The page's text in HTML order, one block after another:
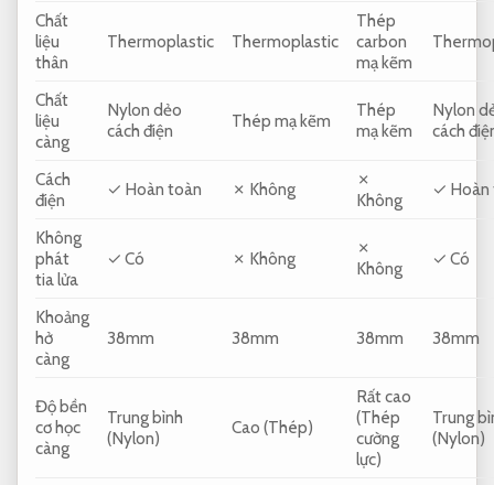
Chất
liệu
thân
Thermoplastic Thermoplastic
Thép
carbon
mạ kẽm
Chất
liệu
càng
Nylon dẻo
cách điện
Thép mạ kẽm
Thép
mạ kẽm
Nylon
cách
Cách
điện
✓ Hoàn toàn ✗ Không
✗
Không
✓ Hoàn
Không
phát
tia lửa
✓ Có ✗ Không
✗
Không
✓ Có
Khoảng
hở
càng
38mm 38mm 38mm 38mm
Độ bền
cơ học
càng
Trung bình
(Nylon)
Cao (Thép)
Rất cao
(Thép
cường
lực)
Trung
(Nylon)